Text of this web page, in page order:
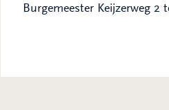
Burgemeester Keijzerweg 2